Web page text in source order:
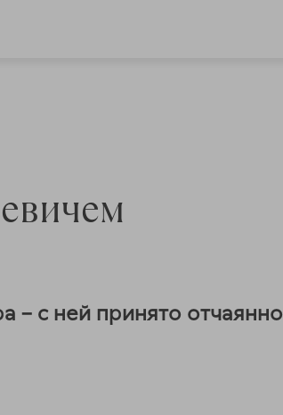
– с ней принято отчаянно